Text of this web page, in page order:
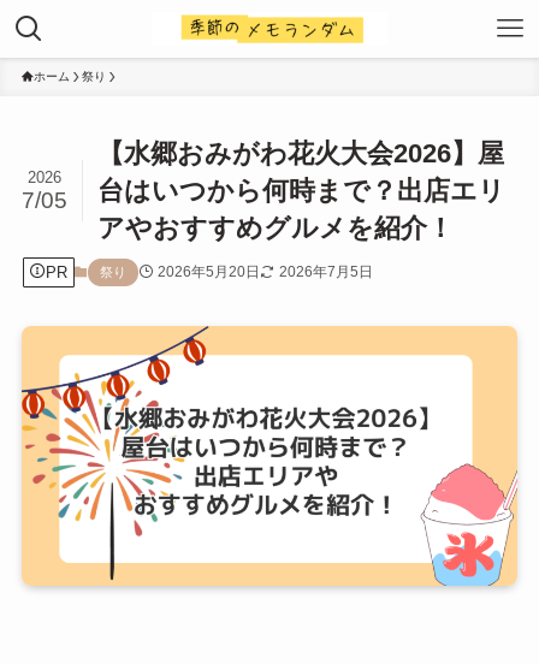
ホーム 祭り
【水郷おみがわ花火大会2026】屋
台はいつから何時まで？出店エリ
アやおすすめグルメを紹介！
2026
7/05
PR 祭り 2026年5月20日 2026年7月5日